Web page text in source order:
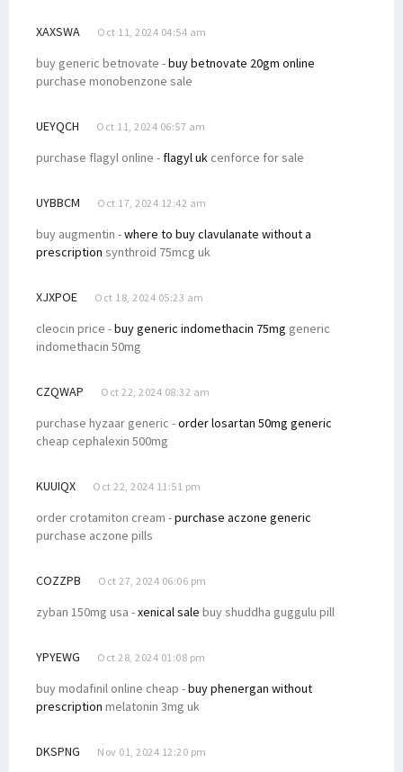
XAXSWA Oct 11, 2024 04:54 am
buy generic betnovate -buy betnovate 20gm online
purchase monobenzone sale
UEYQCH Oct 11, 2024 06:57 am
purchase flagyl online - flagyl uk cenforce for sale
UYBBCM Oct 17, 2024 12:42 am
buy augmentin -where to buy clavulanate without a
prescription synthroid 75mcg uk
XJXPOE Oct 18, 2024 05:23 am
cleocin price -buy generic indomethacin 75mg generic
indomethacin 50mg
CZQWAP Oct 22, 2024 08:32 am
purchase hyzaar generic -order losartan 50mg generic
cheap cephalexin 500mg
KUUIQX Oct 22, 2024 11:51 pm
order crotamiton cream -purchase aczone generic
purchase aczone pills
COZZPB Oct 27, 2024 06:06 pm
zyban 150mg usa -xenical sale buy shuddha guggulu pill
YPYEWG Oct 28, 2024 01:08 pm
buy modafinil online cheap -buy phenergan without
prescription melatonin 3mg uk
DKSPNG Nov 01, 2024 12:20 pm